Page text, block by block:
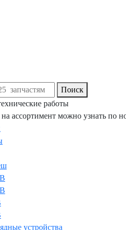
Поиск
работы
ассортимент можно узнать по
устройства